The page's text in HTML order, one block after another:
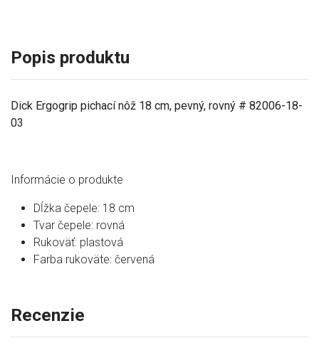
Popis produktu
Dick Ergogrip pichací nôž 18 cm, pevný, rovný # 82006-18-
03
Informácie o produkte
Dĺžka čepele: 18 cm
Tvar čepele: rovná
Rukoväť: plastová
Farba rukoväte: červená
Recenzie